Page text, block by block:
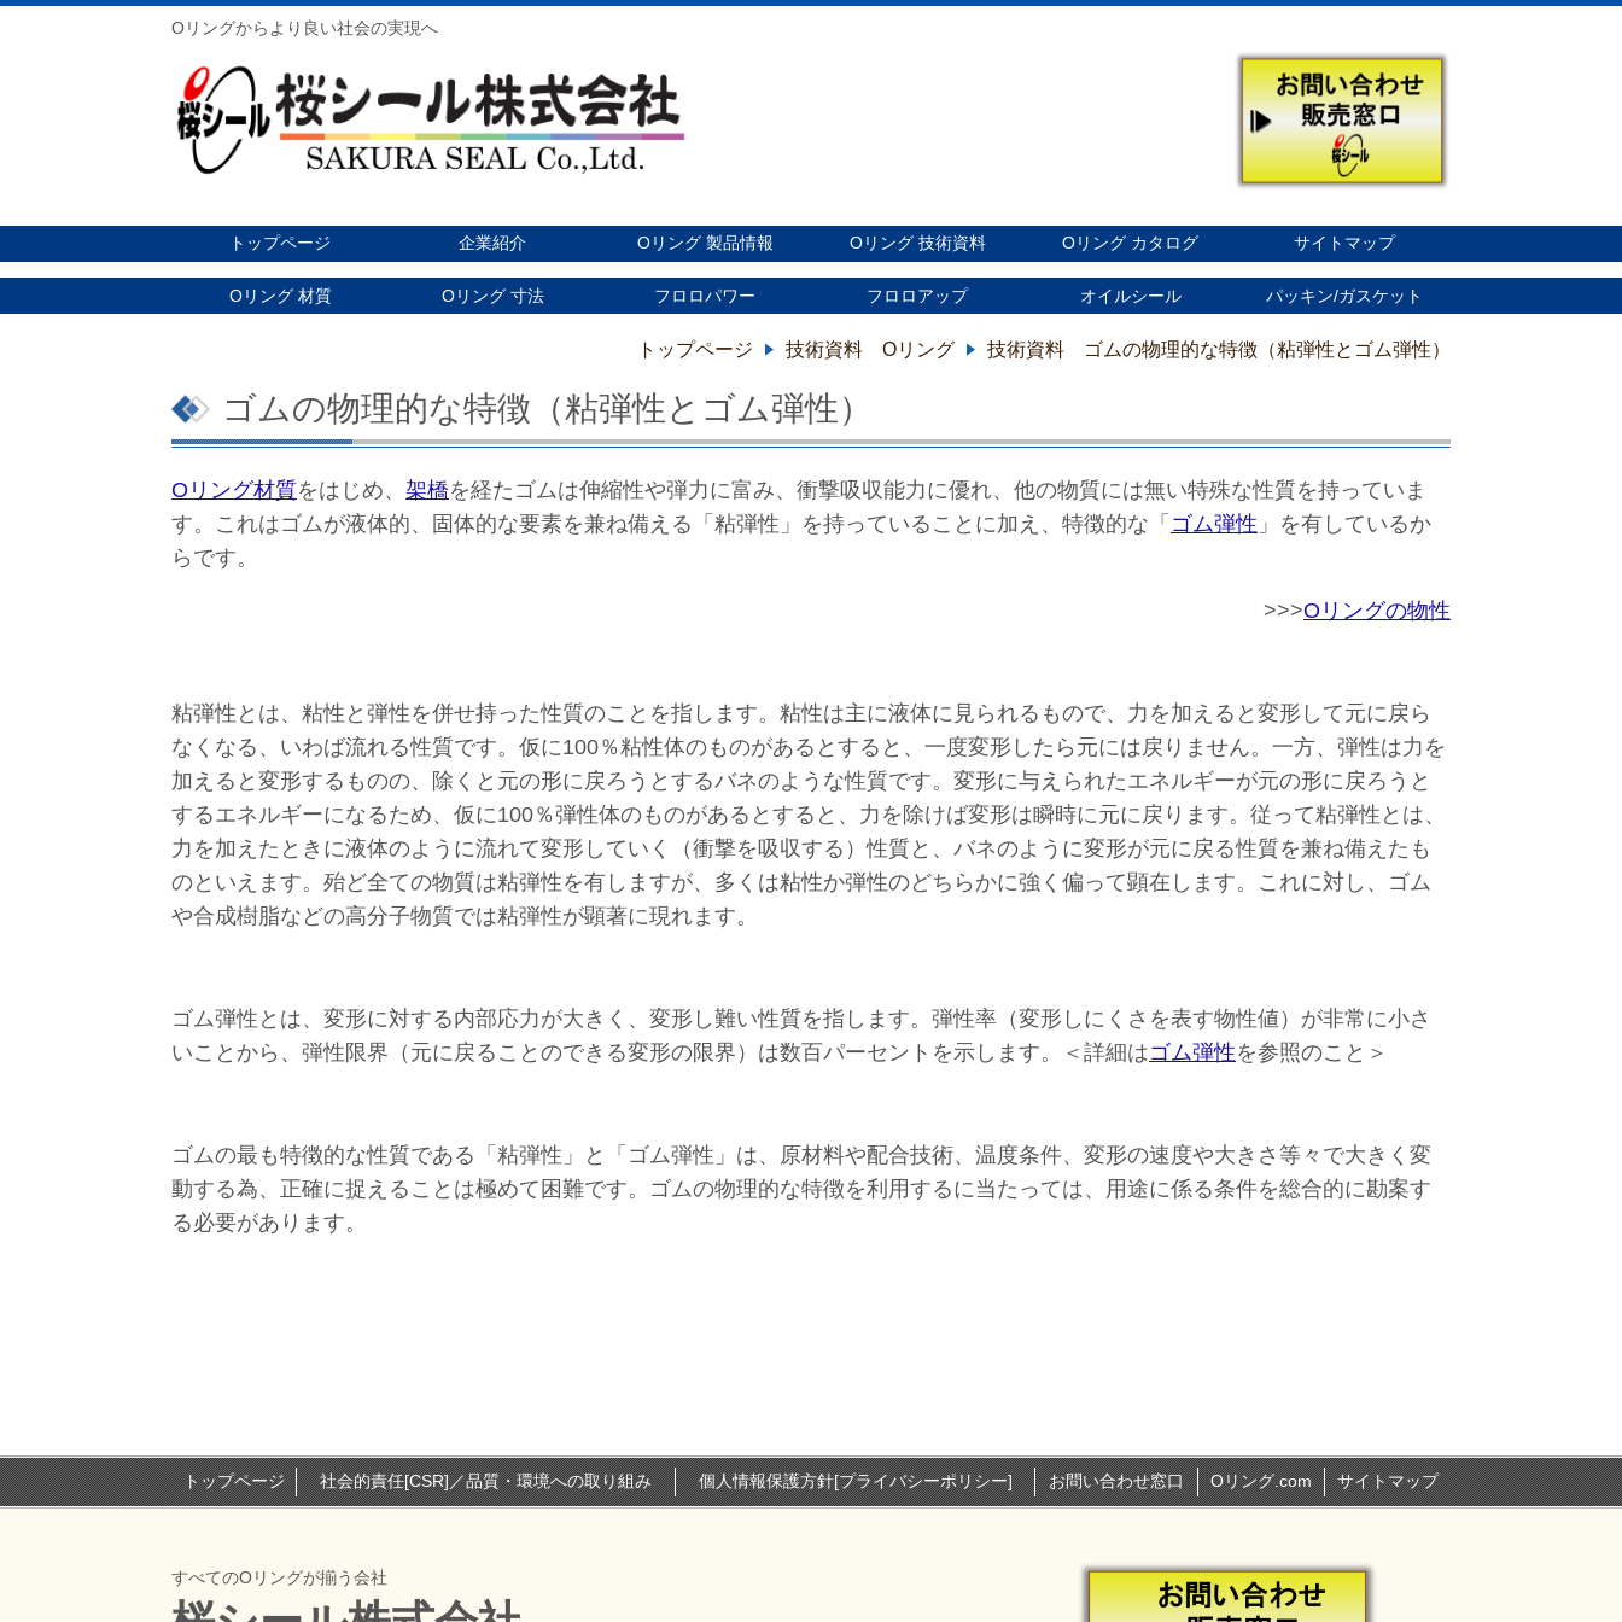
Oリングからより良い社会の実現へ
トップページ 企業紹介 Oリング 製品情報 Oリング 技術資料 Oリング カタログ サイトマップ
Oリング 材質 Oリング 寸法 フロロパワー フロロアップ オイルシール パッキン/ガスケット
トップページ 技術資料 Oリング 技術資料 ゴムの物理的な特徴（粘弾性とゴム弾性）
ゴムの物理的な特徴（粘弾性とゴム弾性）
O リング材質をはじめ、 架橋を経たゴムは伸縮性や弾力に富み、衝撃吸収能力に優れ、他の物質には無い特殊な性質を持っていま
す。これはゴムが液体的、固体的な要素を兼ね備える「粘弾性」を持っていることに加え、特徴的な「 ゴム弾性 」を有しているか
らです。
>>>Oリングの物性
粘弾性とは、粘性と弾性を併せ持った性質のことを指します。粘性は主に液体に見られるもので、力を加えると変形して元に戻ら
なくなる、いわば流れる性質です。仮に100％粘性体のものがあるとすると、一度変形したら元には戻りません。一方、弾性は力を
加えると変形するものの、除くと元の形に戻ろうとするバネのような性質です。変形に与えられたエネルギーが元の形に戻ろうと
するエネルギーになるため、仮に100％弾性体のものがあるとすると、力を除けば変形は瞬時に元に戻ります。従って粘弾性とは、
力を加えたときに液体のように流れて変形していく（衝撃を吸収する）性質と、バネのように変形が元に戻る性質を兼ね備えたも
のといえます。殆ど全ての物質は粘弾性を有しますが、多くは粘性か弾性のどちらかに強く偏って顕在します。これに対し、ゴム
や合成樹脂などの高分子物質では粘弾性が顕著に現れます。
ゴム弾性とは、変形に対する内部応力が大きく、変形し難い性質を指します。弾性率（変形しにくさを表す物性値）が非常に小さ
いことから、弾性限界（元に戻ることのできる変形の限界）は数百パーセントを示します。＜詳細はゴム弾性を参照のこと＞
ゴムの最も特徴的な性質である「粘弾性」と「ゴム弾性」は、原材料や配合技術、温度条件、変形の速度や大きさ等々で大きく変
動する為、正確に捉えることは極めて困難です。ゴムの物理的な特徴を利用するに当たっては、用途に係る条件を総合的に勘案す
る必要があります。
トップページ 社会的責任[CSR]／品質・環境への取り組み 個人情報保護方針[プライバシーポリシー] お問い合わせ窓口 Oリング.com サイトマップ
すべてのOリングが揃う会社